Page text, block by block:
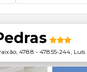
4788 -47855-244,